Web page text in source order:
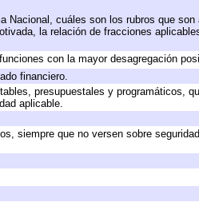
Nacional, cuáles son los rubros que son
la relación de fracciones
con la mayor desagregación
financiero.
presupuestales y programáticos,
aplicable.
siempre que no versen sobre